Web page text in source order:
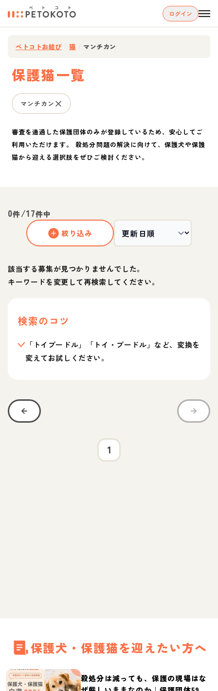
ログイン
ペトコトお結び 猫 マンチカン
保護猫一覧
マンチカン
審査を通過した保護団体のみが登録しているため、安心してご
利用いただけます。 殺処分問題の解決に向けて、保護犬や保護
猫から迎える選択肢をぜひご検討ください。
0件/17件中
絞り込み
該当する募集が見つかりませんでした。
キーワードを変更して再検索してください。
検索のコツ
「トイプードル」「トイ・プードル」など、変換を
変えてお試しください。
1
保護犬・保護猫を迎えたい方へ
殺処分は減っても、保護の現場はな